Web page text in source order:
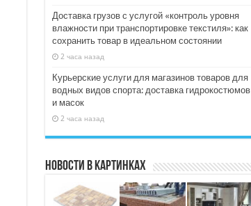
Доставка грузов с услугой «контроль уровня
влажности при транспортировке текстиля»: как
сохранить товар в идеальном состоянии
2 часа назад
Курьерские услуги для магазинов товаров для
водных видов спорта: доставка гидрокостюмов
и масок
2 часа назад
Новости в картинках